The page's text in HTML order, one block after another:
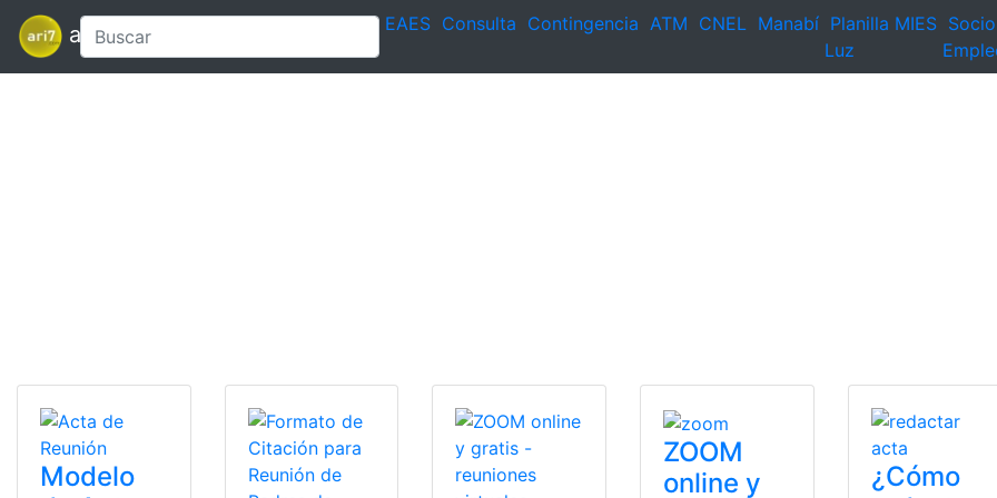
ari7 EAES Consulta Contingencia ATM CNEL Manabí Planilla
Luz
MIES Socio
Modelo
ZOOM
online y
¿Cómo